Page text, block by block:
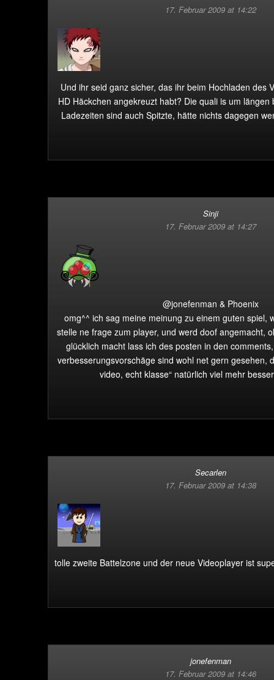
17. Februar 2009 at 14:22
Und ihr seid ganz sicher, das ihr beim Hochladen des
HD Häckchen angekreuzt habt? Die quali is um längen
Ladezeiten sind auch Spitzte, hätte nichts dagegen
Sinji
17. Februar 2009 at 14:27
@jonefenman & Phoenix
omg^^ ich sag meine meinung zu einem guten spiel,
stelle ne frage zum player, und werd doof angemacht,
glücklich macht lass ich des posten in den
verbesserungsvorschäge sind wohl net gern gesehen,
video, echt klasse“ natürlich viel mehr
Secarlen
17. Februar 2009 at 14:38
tolle zweite Battelzone und der neue Videoplayer ist
jonefenman
17. Februar 2009 at 14:46